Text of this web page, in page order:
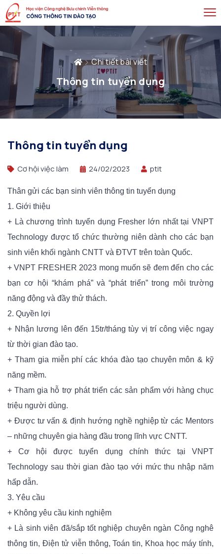
Chi tiết bài viết
Thông tin tuyển dụng
Thông tin tuyển dụng
Cơ hội việc làm 24/02/2023 ptit
Thân gửi các bạn sinh viên thông tin tuyển dụng
1. Giới thiệu
+ Là chương trình tuyển dụng Fresher lớn nhất tại VNPT
Technology được tổ chức thường niên dành cho các bạn
sinh viên khối ngành CNTT và ĐTVT trên toàn Quốc.
+ VNPT FRESHER 2023 mong muốn sẽ đem đến cho các
bạn cơ hội “khám phá” và “phát triển” trong môi trường
năng động và đầy thử thách.
2. Quyền lợi
+ Nhận lương lên đến 15tr/tháng tùy vị trí công việc ngay
từ thời gian đào tạo.
+ Tham gia miễn phí các khóa đào tạo chuyên môn & kỹ
năng mềm.
+ Tham gia hỗ trợ phát triển các sản phẩm với hàng chục
triệu người dùng.
+ Được tư vấn & định hướng nghề nghiệp từ các Mentors
– những chuyên gia hàng đầu trong lĩnh vực CNTT.
+ Cơ hội được tuyển dụng chính thức tại VNPT
Technology sau thời gian đào tạo với mức thu nhập năm
hấp dẫn.
3. Yêu cầu
+ Không yêu cầu kinh nghiệm
+ Là sinh viên đã/sắp tốt nghiệp chuyên ngàn Công nghê
thông tin, Điện tử viễn thông, Toán tin, Khoa học máy tính,